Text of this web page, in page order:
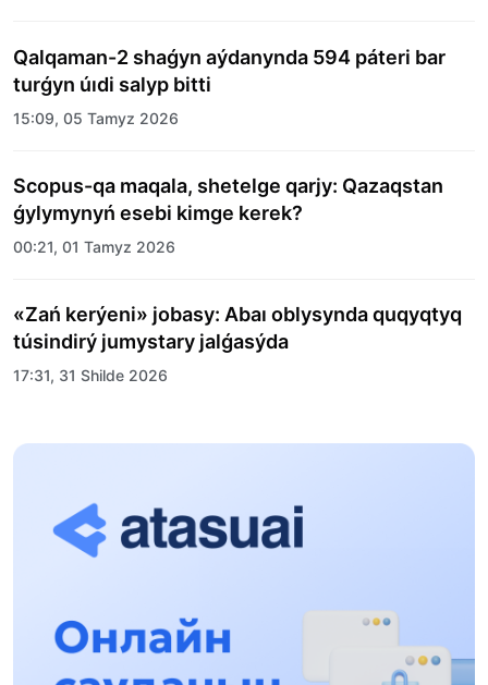
Qalqaman-2 shaǵyn aýdanynda 594 páteri bar
turǵyn úıdi salyp bitti
15:09, 05 Tamyz 2026
Scopus-qa maqala, shetelge qarjy: Qazaqstan
ǵylymynyń esebi kimge kerek?
00:21, 01 Tamyz 2026
«Zań kerýeni» jobasy: Abaı oblysynda quqyqtyq
túsindirý jumystary jalǵasýda
17:31, 31 Shilde 2026
Halyqaralyq «Formýla-1 H2O» jarysyn Qonaev
13:13, 30 Shilde 2026
12:01, 28 Shilde 2026